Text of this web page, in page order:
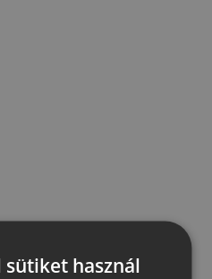
sütiket használ